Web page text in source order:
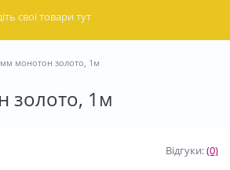
монотон золото, 1м
золото, 1м
Відгуки:(0)